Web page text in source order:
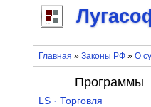
Главная » Законы РФ» О
Программы
LS · Торговля